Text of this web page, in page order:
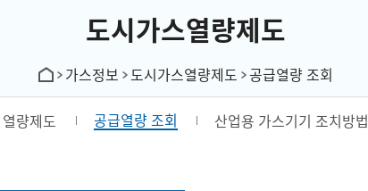
도시가스열량제도
가스정보 도시가스열량제도 공급열량 조회
열량제도 공급열량 조회
산업용 가스기기 조치방법